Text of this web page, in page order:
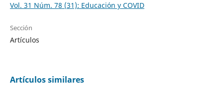
Vol. 31 Núm. 78 (31): Educación y COVID
Sección
Artículos
Artículos similares